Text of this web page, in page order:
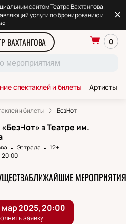
сайтом Театра Вахтангова.
услуги по бронированию и
ВАХТАНГОВА 0
спектаклей и билеты Артисты
и билеты БезНот
в Театре им.
Эстрада
12+
20:00
БЛИЖАЙШИЕ МЕРОПРИЯТИЯ